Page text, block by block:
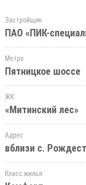
Застройщик
ПАО «ПИК-
Метро
Пятницкое шоссе
ЖК
«Митинский лес»
Адрес
вблизи с.
Класс жилья